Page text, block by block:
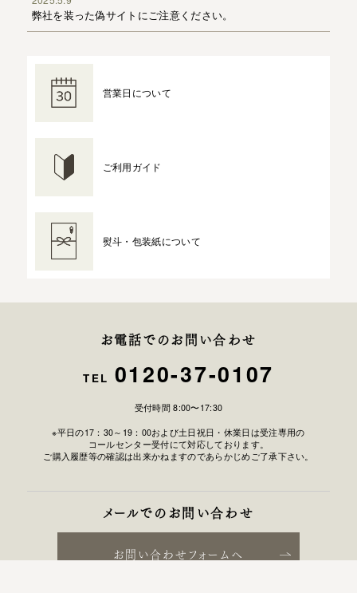
弊社を装った偽サイトにご注意ください。
営業日について
ご利用ガイド
熨斗・包装紙について
お電話でのお問い合わせ
TEL 0120-37-0107
受付時間 8:00〜17:30
※平日の17：30～19：00および土日祝日・休業日は受注専用の
コールセンター受付にて対応しております。
ご購入履歴等の確認は出来かねますのであらかじめご了承下さい。
メールでのお問い合わせ
お問い合わせフォームへ